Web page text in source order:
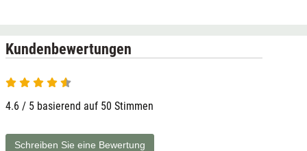
Kundenbewertungen
4.6 / 5 basierend auf 50 Stimmen
Schreiben Sie eine Bewertung